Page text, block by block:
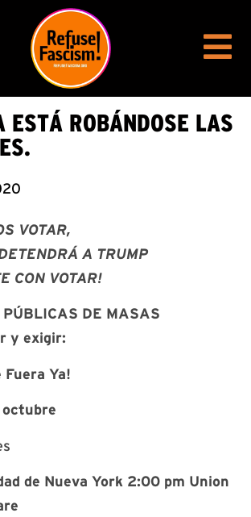
ESTÁ ROBÁNDOSE LAS
VOTAR,
A TRUMP
CON VOTAR!
DE MASAS
y exigir:
Fuera Ya!
octubre
de Nueva York 2:00 pm Union